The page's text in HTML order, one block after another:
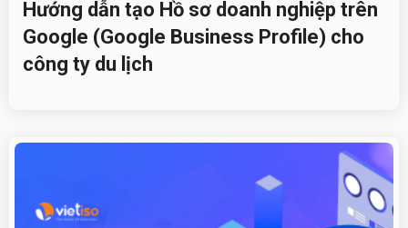
Hướng dẫn tạo Hồ sơ doanh nghiệp trên
Google (Google Business Profile) cho
công ty du lịch